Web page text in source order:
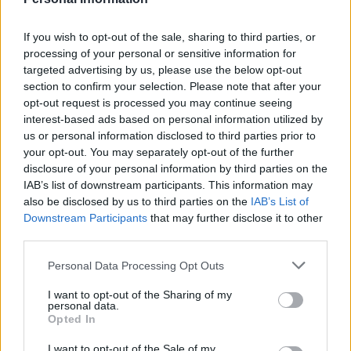
If you wish to opt-out of the sale, sharing to third parties, or
processing of your personal or sensitive information for
targeted advertising by us, please use the below opt-out
section to confirm your selection. Please note that after your
opt-out request is processed you may continue seeing
interest-based ads based on personal information utilized by
us or personal information disclosed to third parties prior to
your opt-out. You may separately opt-out of the further
disclosure of your personal information by third parties on the
IAB’s list of downstream participants. This information may
also be disclosed by us to third parties on the IAB’s List of
Downstream Participants that may further disclose it to other
Personal Data Processing Opt Outs
I want to opt-out of the Sharing of my
personal data.
Opted In
tabletki Qlaira ,jednak przerwałam niestety
Zaczęłam znowu przyjmować tabletki mimo iż
jestem 2 tygodnie po okresie ,dziś wezmę 5
tabletkę czy dzień ma znaczenia kiedy przyjęłam
pierwszą tabletkę ?
Forum:Ginekologia - forum dla rodziny i
pacjentki
gość
Witam co to może być ?
Zaczęło swędzieć i zobaczyłam to
POWIĄZANE
Tematy miesiączka antykoncepcja